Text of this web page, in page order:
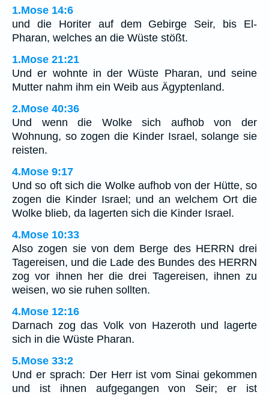
1.Mose 14:6
und die Horiter auf dem Gebirge Seir, bis El-
Pharan, welches an die Wüste stößt.
1.Mose 21:21
Und er wohnte in der Wüste Pharan, und seine
Mutter nahm ihm ein Weib aus Ägyptenland.
2.Mose 40:36
Und wenn die Wolke sich aufhob von der
Wohnung, so zogen die Kinder Israel, solange sie
reisten.
4.Mose 9:17
Und so oft sich die Wolke aufhob von der Hütte, so
zogen die Kinder Israel; und an welchem Ort die
Wolke blieb, da lagerten sich die Kinder Israel.
4.Mose 10:33
Also zogen sie von dem Berge des HERRN drei
Tagereisen, und die Lade des Bundes des HERRN
zog vor ihnen her die drei Tagereisen, ihnen zu
weisen, wo sie ruhen sollten.
4.Mose 12:16
Darnach zog das Volk von Hazeroth und lagerte
sich in die Wüste Pharan.
5.Mose 33:2
Und er sprach: Der Herr ist vom Sinai gekommen
und ist ihnen aufgegangen von Seir; er ist